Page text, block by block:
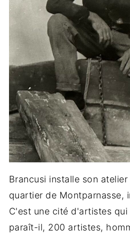
Brancusi installe son
quartier de Montparnasse,
C'est une cité d'artistes qui
paraît-il, 200 artistes,